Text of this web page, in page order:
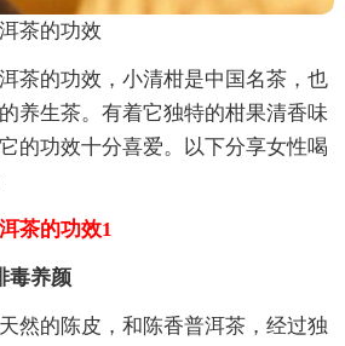
茶的功效
茶的功效，小清柑是中国名茶，也
养生茶。有着它独特的柑果清香味
的功效十分喜爱。以下分享女性喝
的功效1
毒养颜
然的陈皮，和陈香普洱茶，经过独